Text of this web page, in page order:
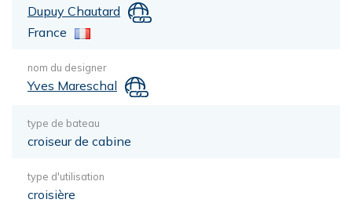
Dupuy Chautard
France
nom du designer
Yves Mareschal
type de bateau
croiseur de cabine
type d'utilisation
croisière